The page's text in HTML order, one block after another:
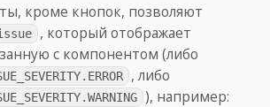
кроме кнопок, позволяют
, который отображает
с компонентом (либо
, либо
), например: